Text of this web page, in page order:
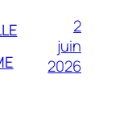
2
juin
2026